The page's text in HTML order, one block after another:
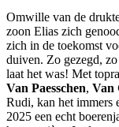
Omwille van de
zoon Elias zich
zich in de toekomst
duiven. Zo gezegd,
laat het was! Met
Van Paesschen, Van
Rudi, kan het
2025 een echt